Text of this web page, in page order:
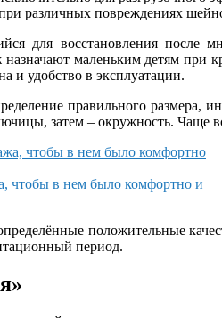
различных повреждениях
для восстановления после
назначают маленьким детям
и удобство в эксплуатации.
правильного размера,
затем – окружность. Чаще
чтобы в нем было комфортно и
положительные
период.